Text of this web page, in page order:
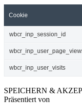
Cookie
wbcr_inp_session_id
wbcr_inp_user_visits
SPEICHERN &
Präsentiert von